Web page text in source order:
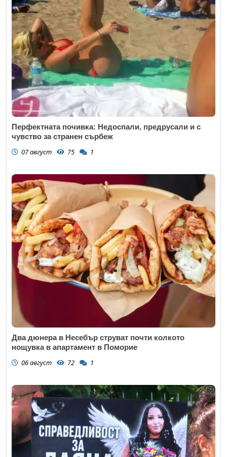
Перфектната почивка: Недоспали, предрусали и с
чувство за странен сърбеж
07 август 75 1
Два дюнера в Несебър струват почти колкото
нощувка в апартамент в Поморие
06 август 72 1